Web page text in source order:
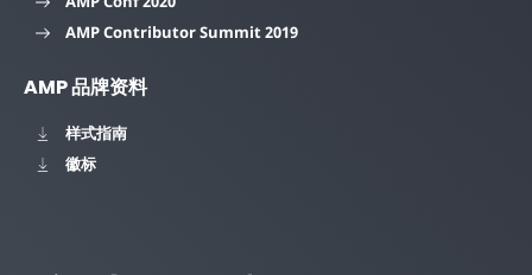
AMP Contributor Summit 2019
AMP 品牌资料
样式指南
徽标